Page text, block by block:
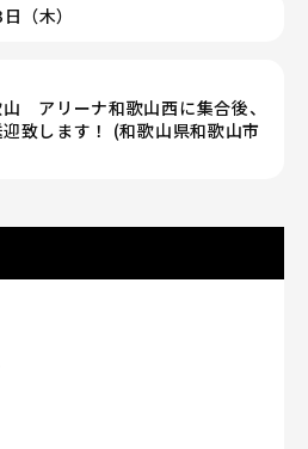
（木）
アリーナ和歌山西に集合後、
致します！ (和歌山県和歌山市